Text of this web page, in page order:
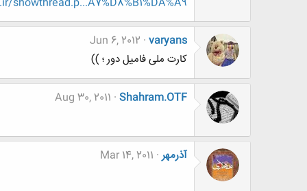
varyans
Jun 6, 2012
کارت ملی فامیل دور ؛ ))
Shahram.OTF
Aug 30, 2011
آذرمهر Mar 14, 2011